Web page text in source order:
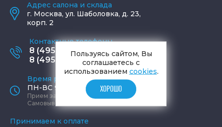
Адрес салона и склада
г. Москва, ул. Шаболовка, д. 23,
корп. 2
Контактные телефоны
8 (495) 795-77-65
8 (495) 797-11-67
Время работы офиса
ПН-ВС 9:00 - 19:00
Прием заказов круглосуточно
Самовывоз ПН-СБ 9-19, ВС 12-17
Принимаем к оплате
Пользуясь сайтом, Вы
соглашаетесь с
использованием cookies.
ХОРОШО